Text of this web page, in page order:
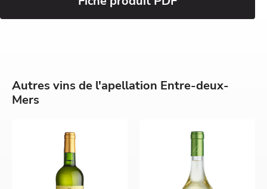
Autres vins de l'apellation Entre-deux-
Mers